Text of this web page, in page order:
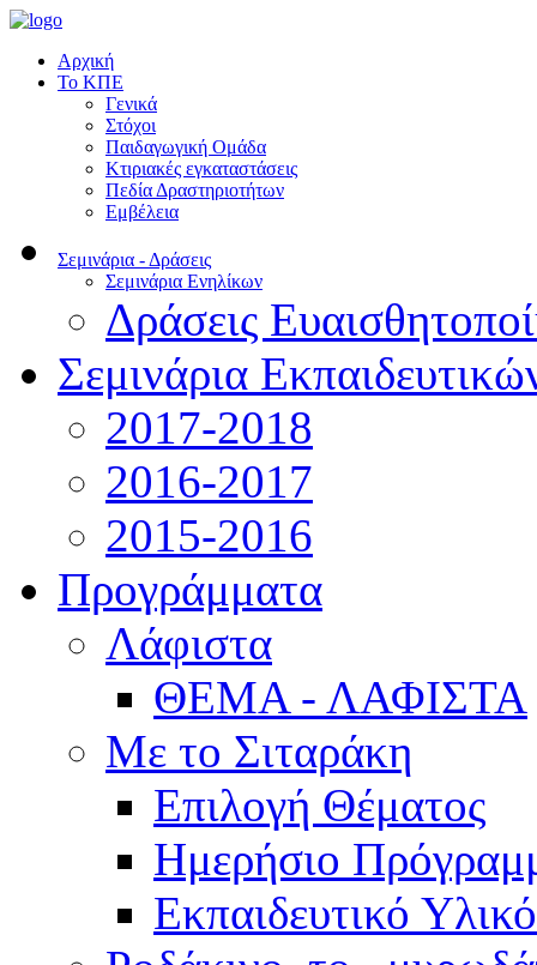
Αρχική
Το ΚΠΕ
Γενικά
Στόχοι
Παιδαγωγική Ομάδα
Κτιριακές εγκαταστάσεις
Πεδία Δραστηριοτήτων
Εμβέλεια
Σεμινάρια - Δράσεις
Σεμινάρια Ενηλίκων
Δράσεις
Σεμινάρια
2017-2018
2016-2017
2015-2016
Προγράμματα
Λάφιστα
ΘΕΜΑ - ΛΑΦΙΣΤΑ
Με το Σιταράκη
Επιλογή Θέματος
Ημερήσιο
Εκπαιδευτικό Υλικό